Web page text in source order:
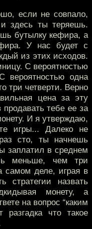
если не совпало,
здесь ты теряешь.
бутылку кефира, а
У нас будет с
из этих исходов.
С вероятностью
вероятностью одна
три четверти. Верно
цена за эту
тебе ее за
И я утверждаю,
игры... Далеко не
сто, ты начнешь
заплатил в среднем
меньше, чем три
самом деле, играя в
стратегии назвать
монету, а
на вопрос “каким
что такое